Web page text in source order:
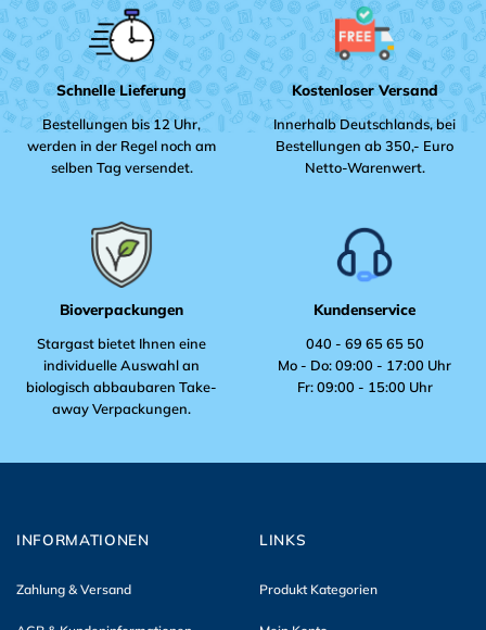
Schnelle Lieferung
Bestellungen bis 12 Uhr,
werden in der Regel noch am
selben Tag versendet.
Kostenloser Versand
Innerhalb Deutschlands, bei
Bestellungen ab 350,- Euro
Netto-Warenwert.
Bioverpackungen
Stargast bietet Ihnen eine
individuelle Auswahl an
biologisch abbaubaren Take-
away Verpackungen.
Kundenservice
040 - 69 65 65 50
Mo - Do: 09:00 - 17:00 Uhr
Fr: 09:00 - 15:00 Uhr
INFORMATIONEN
Zahlung & Versand
LINKS
Produkt Kategorien